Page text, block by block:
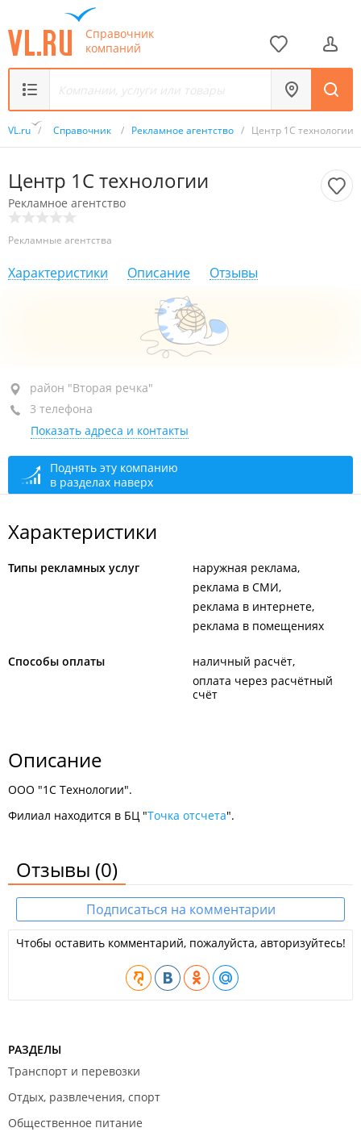
Справочник
компаний
VL.ru / Справочник / Рекламное агентство / Центр 1С технологии
Центр 1С технологии
Рекламное агентство
Рекламные агентства
Характеристики Описание Отзывы
район "Вторая речка", ул. Русская, 65Г
БЦ "Точка отсчета", оф. 48
+7 (423) 277-23-23
+7 902 524-09-48
+7 914 707-23-23
район "Вторая речка"
3 телефона
Показать адреса и контакты
Поднять эту компанию
в разделах наверх
Характеристики
Типы рекламных услуг
наружная реклама
реклама в СМИ
реклама в интернете
реклама в помещениях
Способы оплаты
наличный расчёт
оплата через расчётный
счёт
Описание
ООО "1С Технологии".
Филиал находится в БЦ "Точка отсчета".
Отзывы (0)
Подписаться на комментарии
Чтобы оставить комментарий, пожалуйста, авторизуйтесь!
РАЗДЕЛЫ
Транспорт и перевозки
Отдых, развлечения, спорт
Общественное питание